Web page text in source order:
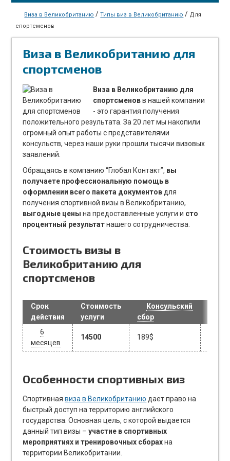
Виза в Великобританию /Типы виз в Великобританию / Для
спортсменов
Виза в Великобританию для
спортсменов
Виза в Великобританию для
спортсменовв нашей компании
- это гарантия получения
положительного результата. За 20 лет мы накопили
огромный опыт работы с представителями
консульств, через наши руки прошли тысячи визовых
заявлений.
Обращаясь в компанию “Глобал Контакт”, вы
получаете профессиональную помощь в
оформлении всего пакета документов для
получения спортивной визы в Великобританию,
выгодные цены на предоставленные услуги и сто
процентный результатнашего сотрудничества.
Стоимость визы в
Великобританию для
спортсменов
Срок
действия
Стоимость
услуги
Консульский
сбор
6
месяцев
14500 189$
Особенности спортивных виз
Спортивнаявиза в Великобританию дает право на
быстрый доступ на территорию английского
государства. Основная цель, с которой выдается
данный тип визы –участие в спортивных
мероприятиях и тренировочных сборахна
территории Великобритании.